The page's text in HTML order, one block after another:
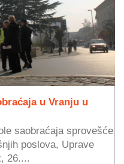
u Vranju u
saobraćaja sprovešće
poslova, Uprave
26....